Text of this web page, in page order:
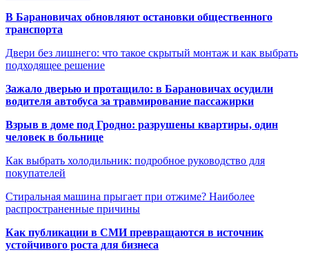
В Барановичах обновляют остановки общественного
транспорта
Двери без лишнего: что такое скрытый монтаж и как выбрать
подходящее решение
Зажало дверью и протащило: в Барановичах осудили
водителя автобуса за травмирование пассажирки
Взрыв в доме под Гродно: разрушены квартиры, один
человек в больнице
Как выбрать холодильник: подробное руководство для
покупателей
Стиральная машина прыгает при отжиме? Наиболее
распространенные причины
Как публикации в СМИ превращаются в источник
устойчивого роста для бизнеса